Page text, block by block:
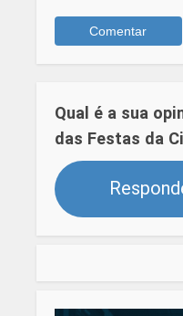
Qual é a sua
das Festas da